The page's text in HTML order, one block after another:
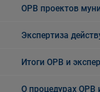
ОРВ проектов
Экспертиза
Итоги ОРВ и
О процедурах ОРВ